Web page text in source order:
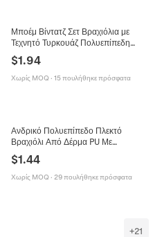
Μποέμ Βίντατζ Σετ Βραχιόλια με
Τεχνητό Τυρκουάζ Πολυεπίπεδη
Κράμα για Γυναίκες
$1.94
Χωρίς MOQ · 15 πουλήθηκε πρόσφατα
Ανδρικό Πολυεπίπεδο Πλεκτό
Βραχιόλι Από Δέρμα PU Με
Μεταλλική Χελώνα Και Μαγνητικό
Κούμπωμα Vintage Punk Κόσμημα
$1.44
Χωρίς MOQ · 29 πουλήθηκε πρόσφατα
+21